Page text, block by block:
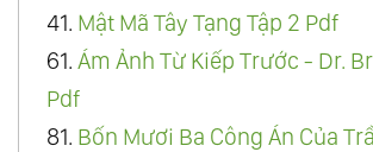
41. Mật Mã Tây Tạng Tập 2 Pdf
61. Ám Ảnh Từ Kiếp Trước - Dr.
Pdf
81. Bốn Mươi Ba Công Án Của